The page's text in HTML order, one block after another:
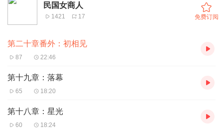
民国女商人
1421 17 免费订阅
第二十章番外：初相见
87 22:46
第十九章：落幕
65 18:20
第十八章：星光
60 18:24